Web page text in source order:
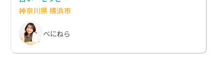
神奈川県 横浜市
べにねら